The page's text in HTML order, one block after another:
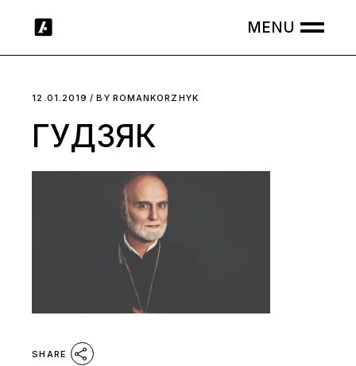
12.01.2019 BY ROMANKORZHYK
ГУДЗЯК
SHARE